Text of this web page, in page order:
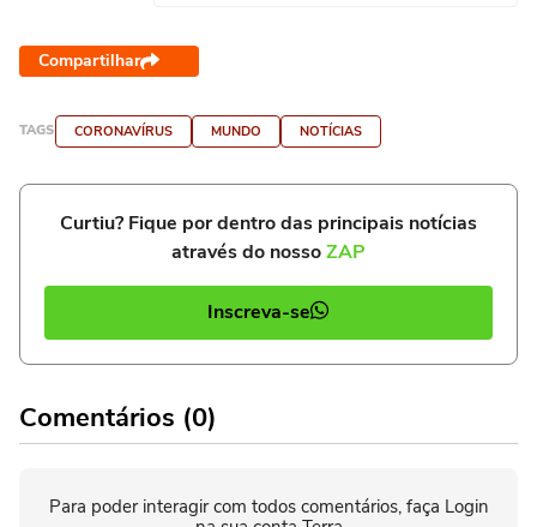
Compartilhar
TAGS CORONAVÍRUS MUNDO NOTÍCIAS
Curtiu? Fique por dentro das principais notícias
através do nossoZAP
Inscreva-se
Comentários (0)
Para poder interagir com todos comentários, faça Login